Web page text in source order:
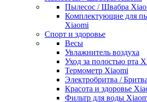
Пылесос / Швабра
Комплектующие для
Xiaomi
Спорт и здоровье
Весы
Увлажнитель воздуха
Уход за полостью рта
Термометр Xiaomi
Электробритва /
Красота и здоровье
Фильтр для воды